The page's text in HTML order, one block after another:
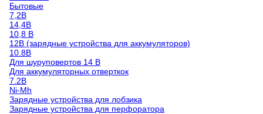
Бытовые
7,2В
14,4В
10,8 В
12В (зарядные устройства для аккумуляторов)
10.8В
Для шуруповертов 14 В
Для аккумуляторных отверткок
7.2В
Ni-Mh
Зарядные устройства для лобзика
Зарядные устройства для перфоратора